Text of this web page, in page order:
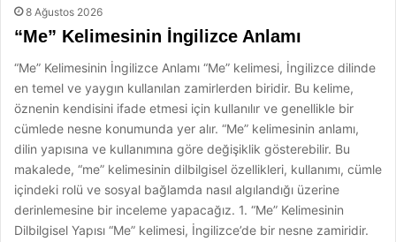
8 Ağustos 2026
“Me” Kelimesinin İngilizce Anlamı
“Me” Kelimesinin İngilizce Anlamı “Me” kelimesi, İngilizce dilinde
en temel ve yaygın kullanılan zamirlerden biridir. Bu kelime,
öznenin kendisini ifade etmesi için kullanılır ve genellikle bir
cümlede nesne konumunda yer alır. “Me” kelimesinin anlamı,
dilin yapısına ve kullanımına göre değişiklik gösterebilir. Bu
makalede, “me” kelimesinin dilbilgisel özellikleri, kullanımı, cümle
içindeki rolü ve sosyal bağlamda nasıl algılandığı üzerine
derinlemesine bir inceleme yapacağız. 1. “Me” Kelimesinin
Dilbilgisel Yapısı “Me” kelimesi, İngilizce’de bir nesne zamiridir.